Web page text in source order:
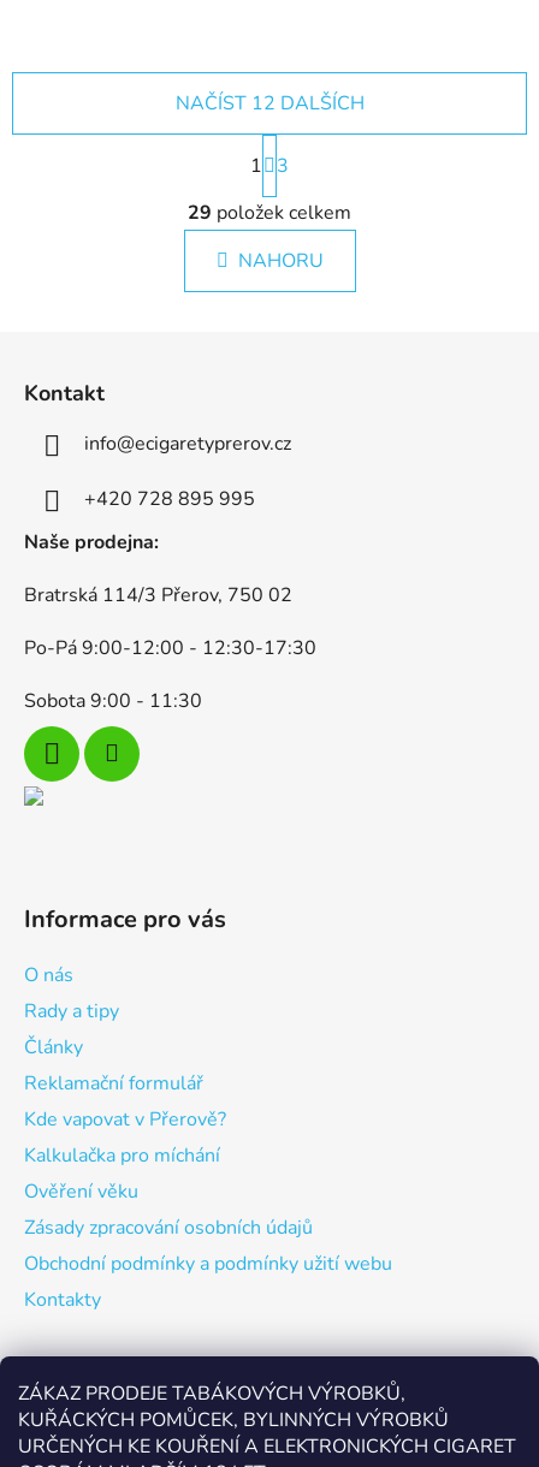
ZÁKAZ PRODEJE TABÁKOVÝCH VÝROBKŮ,
KUŘÁCKÝCH POMŮCEK, BYLINNÝCH VÝROBKŮ
URČENÝCH KE KOUŘENÍ A ELEKTRONICKÝCH CIGARET
O
v
l
á
d
v
p
s
NAČÍST 12 DALŠÍCH
S
t
r
á
n
k
1
3
29 položek celkem
NAHORU
Kontakt
info@ecigaretyprerov.cz
+420 728 895 995
Naše prodejna:
Bratrská 114/3 Přerov, 750 02
Po-Pá 9:00-12:00 - 12:30-17:30
Sobota 9:00 - 11:30
Informace pro vás
O nás
Rady a tipy
Články
Reklamační formulář
Kde vapovat v Přerově?
Kalkulačka pro míchání
Ověření věku
Zásady zpracování osobních údajů
Obchodní podmínky a podmínky užití webu
Kontakty
Odebírat newsletter
Vložte svůj e-mail a my vám budeme zasílat informace o
nových produktech na našem e-shopu.